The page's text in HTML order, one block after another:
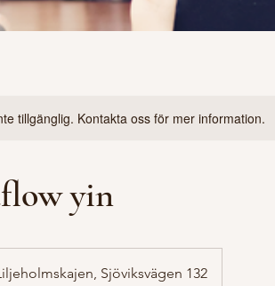
tillgänglig. Kontakta oss för mer information.
yin
Sjöviksvägen 132